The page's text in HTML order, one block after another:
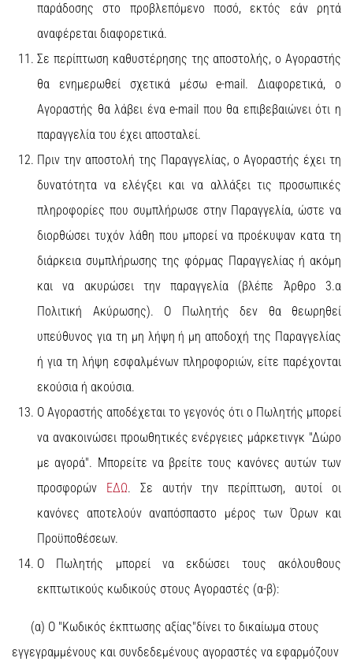
παράδοσης στο προβλεπόμενο ποσό, εκτός εάν ρητά
αναφέρεται διαφορετικά.
Σε περίπτωση καθυστέρησης της αποστολής, ο Αγοραστής
θα ενημερωθεί σχετικά μέσω e-mail. Διαφορετικά, ο
Αγοραστής θα λάβει ένα e-mail που θα επιβεβαιώνει ότι η
παραγγελία του έχει αποσταλεί.
Πριν την αποστολή της Παραγγελίας, ο Αγοραστής έχει τη
δυνατότητα να ελέγξει και να αλλάξει τις προσωπικές
πληροφορίες που συμπλήρωσε στην Παραγγελία, ώστε να
διορθώσει τυχόν λάθη που μπορεί να προέκυψαν κατα τη
διάρκεια συμπλήρωσης της φόρμας Παραγγελίας ή ακόμη
και να ακυρώσει την παραγγελία (βλέπε Άρθρο 3.α
Πολιτική Ακύρωσης). Ο Πωλητής δεν θα θεωρηθεί
υπεύθυνος για τη μη λήψη ή μη αποδοχή της Παραγγελίας
ή για τη λήψη εσφαλμένων πληροφοριών, είτε παρέχονται
εκούσια ή ακούσια.
Ο Αγοραστής αποδέχεται το γεγονός ότι ο Πωλητής μπορεί
να ανακοινώσει προωθητικές ενέργειες μάρκετινγκ "Δώρο
με αγορά". Μπορείτε να βρείτε τους κανόνες αυτών των
προσφορών ΕΔΩ. Σε αυτήν την περίπτωση, αυτοί οι
κανόνες αποτελούν αναπόσπαστο μέρος των Όρων και
Προϋποθέσεων.
Ο Πωλητής μπορεί να εκδώσει τους ακόλουθους
εκπτωτικούς κωδικούς στους Αγοραστές (α-β):
(α) Ο "Κωδικός έκπτωσης αξίας"δίνει το δικαίωμα στους
εγγεγραμμένους και συνδεδεμένους αγοραστές να εφαρμόζουν